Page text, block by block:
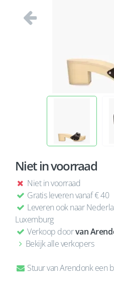
Vorige
Niet in voorraad
Niet in voorraad
Gratis leveren vanaf € 40
Leveren ook naar
Luxemburg
Verkoop doorvan
Bekijk alle verkopers
Stuur van Arendonk een